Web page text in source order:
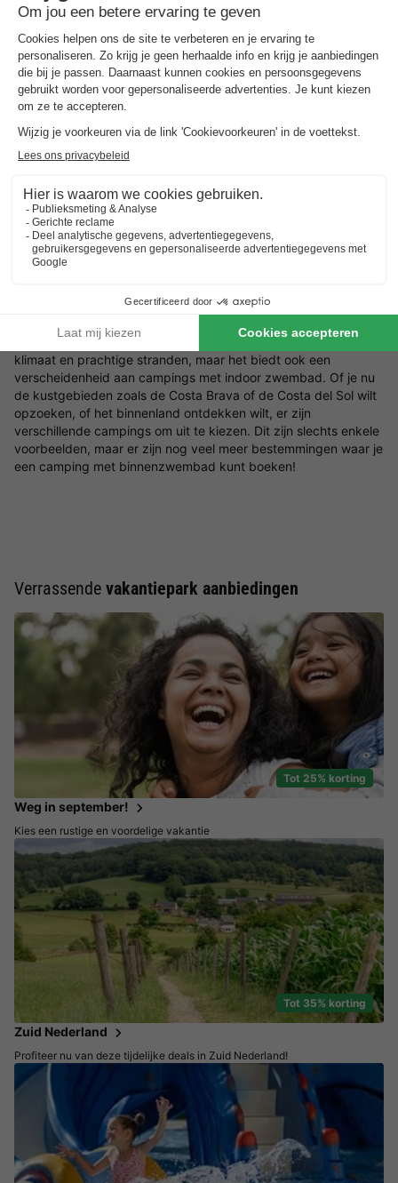
of gewoon ontspannen, campings met zowel een
binnenzwembad als een buitenzwembad bieden een diversiteit
aan waterpret voor het hele gezin. Ben je op zoek naar een
camping met binnenzwembad en glijbaan? Neem dan eens een
kijkje bij allecampings in Frankrijk met zwemparadijs.
Kies je bestemming voor een camping met
binnenzwembad
Er zijn talloze bestemmingen waar je een camping met groot
bestemmingen isNederland. Ons landje heeft een groot aantal
campings met overdekt zwembad. Of je nu op zoek bent naar
een camping in de bossen, aan de kust of in de buurt van
steden, Nederland biedt diverse mogelijkheden. Als favoriete
bestemming voor kampeerliefhebbers, heeft ook
Côte d'Azurtot de charmante regio’s van de
die aan je wensen voldoet.
staat bekend om zijn warme
klimaat en prachtige stranden, maar het biedt ook een
verscheidenheid aan campings met indoor zwembad. Of je nu
de kustgebieden zoals de Costa Brava of de Costa del Sol wilt
opzoeken, of het binnenland ontdekken wilt, er zijn
verschillende campings om uit te kiezen. Dit zijn slechts enkele
voorbeelden, maar er zijn nog veel meer bestemmingen waar je
een camping met binnenzwembad kunt boeken!
Verrassende vakantiepark aanbiedingen
Tot 25% korting
Weg in september!
Kies een rustige en voordelige vakantie
Tot 35% korting
Zuid Nederland
Profiteer nu van deze tijdelijke deals in Zuid Nederland!